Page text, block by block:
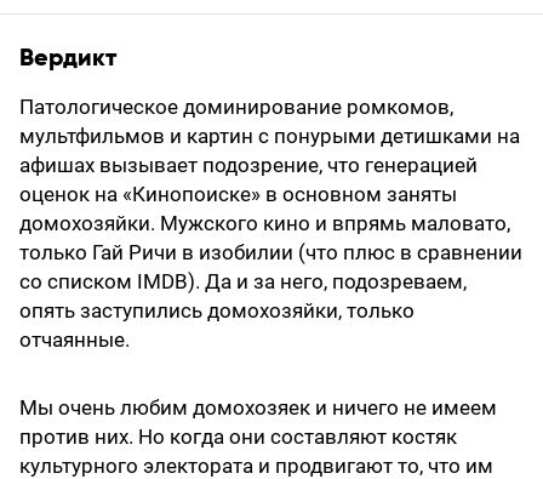
Вердикт
Патологическое доминирование ромкомов,
мультфильмов и картин с понурыми детишками на
афишах вызывает подозрение, что генерацией
оценок на «Кинопоиске» в основном заняты
домохозяйки. Мужского кино и впрямь маловато,
только Гай Ричи в изобилии (что плюс в сравнении
со списком IMDB). Да и за него, подозреваем,
опять заступились домохозяйки, только
отчаянные.
Мы очень любим домохозяек и ничего не имеем
против них. Но когда они составляют костяк
культурного электората и продвигают то, что им